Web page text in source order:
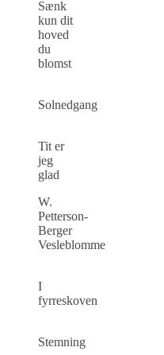
Sænk
kun dit
hoved
du
blomst
Solnedgang
Tit er
jeg
glad
W.
Petterson-
Berger
Vesleblomme
I
fyrreskoven
Stemning